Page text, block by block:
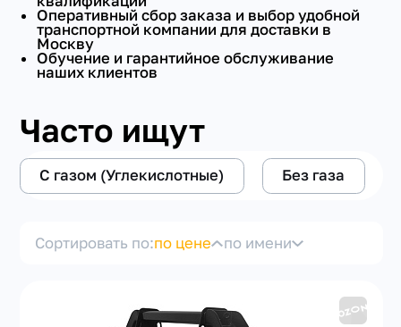
+7(351) 223-98-74
заказать звонок
ИМПУЛЬСНЫЙ РЕЖИМ
РАЗМЕРНОСТЬ
РОД ТОКА
С ПРОВОЛОКОЙ
Оперативный сбор заказа и выбор удобной
транспортной компании для доставки в
Москву
Обучение и гарантийное обслуживание
наших клиентов
Часто ищут
С газом (Углекислотные) Без газа
Сортировать по:по цене по имени